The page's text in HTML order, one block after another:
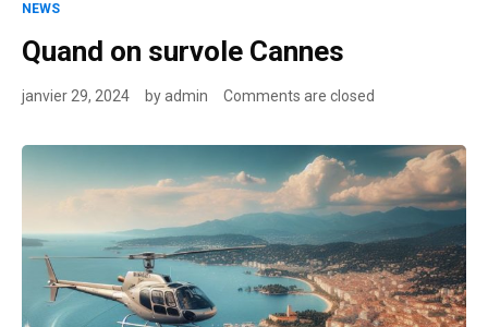
NEWS
Quand on survole Cannes
janvier 29, 2024 byadmin Comments are closed